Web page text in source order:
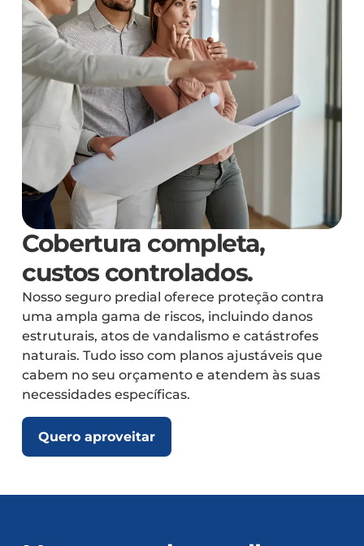
Cobertura completa,
custos controlados.
Nosso seguro predial oferece proteção contra
uma ampla gama de riscos, incluindo danos
estruturais, atos de vandalismo e catástrofes
naturais. Tudo isso com planos ajustáveis que
cabem no seu orçamento e atendem às suas
necessidades específicas.
Quero aproveitar